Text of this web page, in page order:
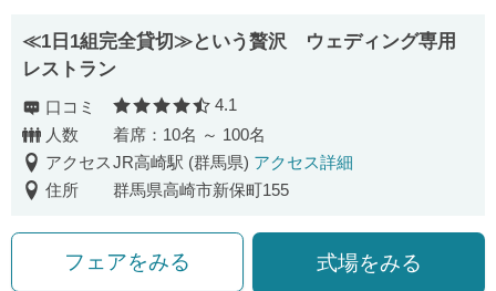
≪1日1組完全貸切≫という贅沢 ウェディング専用
レストラン
口コミ 口コミ評価
4.1
人数
着席：10名 ～ 100名
アクセスJR高崎駅 (群馬県) アクセス詳細
住所
群馬県高崎市新保町155
フェアをみる 式場をみる